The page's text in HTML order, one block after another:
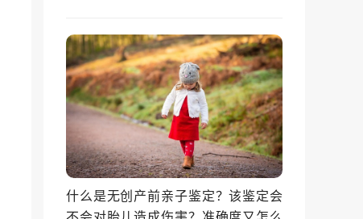
什么是无创产前亲子鉴定？该鉴定会